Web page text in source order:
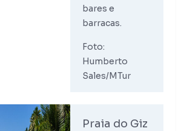
bares e
barracas.
Foto:
Humberto
Sales/MTur
Praia do Giz